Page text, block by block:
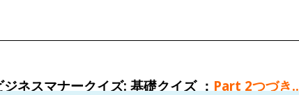
ジネスマナークイズ: 基礎クイズ ： Part 2つづき